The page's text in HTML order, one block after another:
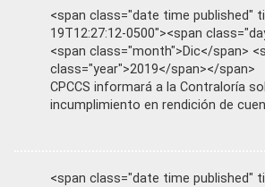
<span class="date time published"
19T12:27:12-0500"><span
<span class="month">Dic</span>
class="year">2019</span></span>
CPCCS informará a la Contraloría
incumplimiento en rendición de
<span class="date time published"